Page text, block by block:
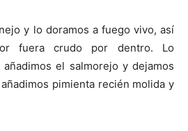
y lo doramos a fuego vivo, así
fuera crudo por dentro. Lo
el salmorejo y dejamos
pimienta recién molida y